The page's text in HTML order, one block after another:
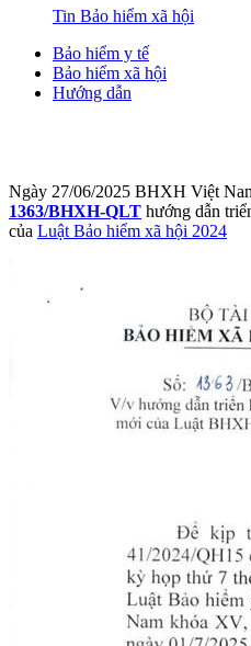
Tin Bảo hiểm xã hội
Bảo hiểm y tế
Bảo hiểm xã hội
Hướng dẫn
Ngày 27/06/2025 BHXH Việt
1363/BHXH-QLT hướng dẫn
của Luật Bảo hiểm xã hội 2024